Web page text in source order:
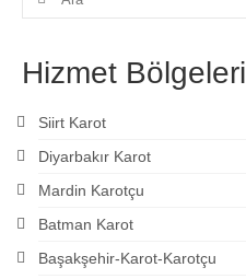
Hizmet Bölgeleri
Siirt Karot
Diyarbakır Karot
Mardin Karotçu
Batman Karot
Başakşehir-Karot-Karotçu